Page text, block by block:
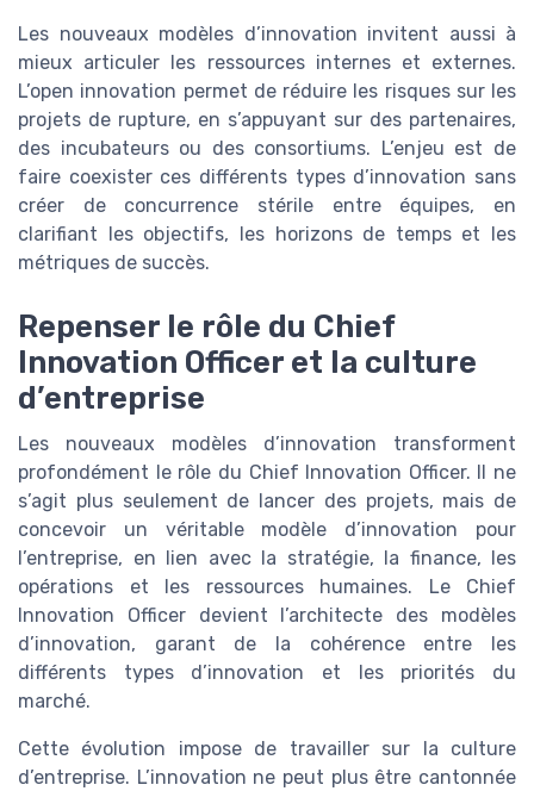
Les nouveaux modèles d’innovation invitent aussi à
mieux articuler les ressources internes et externes.
L’open innovation permet de réduire les risques sur les
projets de rupture, en s’appuyant sur des partenaires,
des incubateurs ou des consortiums. L’enjeu est de
faire coexister ces différents types d’innovation sans
créer de concurrence stérile entre équipes, en
clarifiant les objectifs, les horizons de temps et les
métriques de succès.
Repenser le rôle du Chief
Innovation Officer et la culture
d’entreprise
Les nouveaux modèles d’innovation transforment
profondément le rôle du Chief Innovation Officer. Il ne
s’agit plus seulement de lancer des projets, mais de
concevoir un véritable modèle d’innovation pour
l’entreprise, en lien avec la stratégie, la finance, les
opérations et les ressources humaines. Le Chief
Innovation Officer devient l’architecte des modèles
d’innovation, garant de la cohérence entre les
différents types d’innovation et les priorités du
marché.
Cette évolution impose de travailler sur la culture
d’entreprise. L’innovation ne peut plus être cantonnée